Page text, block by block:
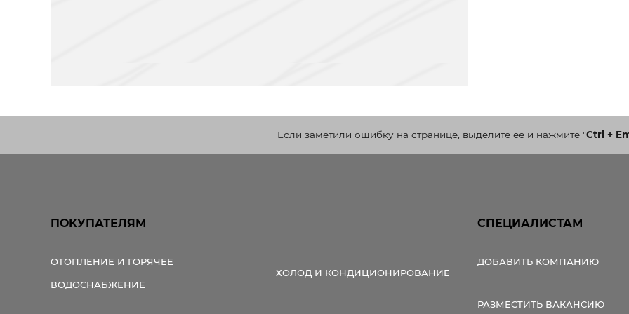
Если заметили ошибку на странице, выделите ее и нажмите"Ctrl +
ПОКУПАТЕЛЯМ
ОТОПЛЕНИЕ И ГОРЯЧЕЕ
ВОДОСНАБЖЕНИЕ
ХОЛОД И КОНДИЦИОНИРОВАНИЕ
СПЕЦИАЛИСТАМ
ДОБАВИТЬ КОМПАНИЮ
РАЗМЕСТИТЬ ВАКАНСИЮ